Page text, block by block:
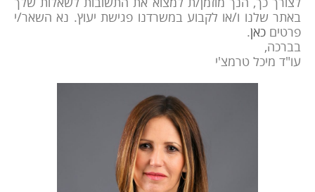
באתר שלנו ו/או לקבוע במשרדנו פגישת יעוץ. נא השאר/י
פרטים כאן.
בברכה,
עו"ד מיכל טרמצ'י